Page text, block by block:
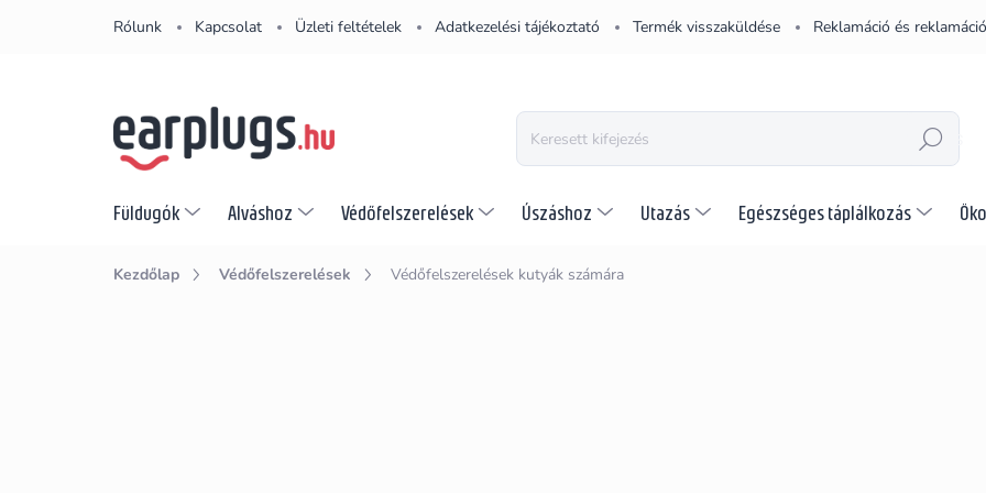
Rólunk Kapcsolat Üzleti feltételek Adatkezelési tájékoztató Termék visszaküldése Reklamáció és
KERESÉS
Füldugók Alváshoz Védőfelszerelések Úszáshoz Utazás Egészséges táplálkozás
Kezdőlap Védőfelszerelések Védőfelszerelések kutyák számára